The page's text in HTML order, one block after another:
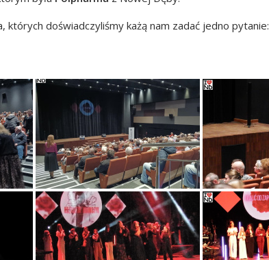
których doświadczyliśmy każą nam zadać jedno pytanie: